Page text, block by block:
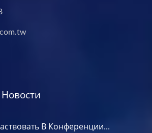
В Конференции...